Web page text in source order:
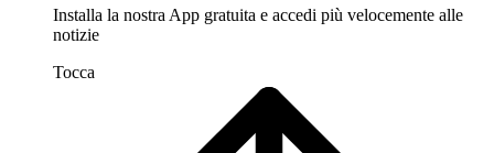
Installa la nostra App gratuita e accedi più velocemente alle
notizie
Tocca